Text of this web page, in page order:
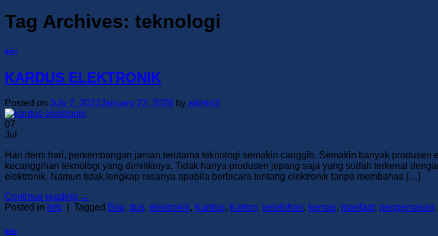
Tag Archives: teknologi
Info
KARDUS ELEKTRONIK
Posted on July 7, 2022January 22, 2026 by admin3
07
Jul
Hari demi hari, perkembangan jaman terutama teknologi semakin canggih. Semakin banyak
kecanggihan teknologi yang dimilikinya. Tidak hanya produsen jepang saja yang sudah terkenal
elektronik. Namun tidak lengkap rasanya apabila berbicara tentang elektronik tanpa membahas […]
Continue reading →
Posted in Info Tagged Box, dus, elektronik, Kardus, Karton, kelebihan, kemas, manfaat, pengemasan,
Info